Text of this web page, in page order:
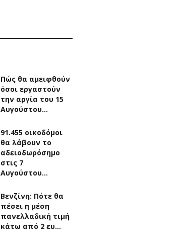
Πώς θα αμειφθούν
όσοι εργαστούν
την αργία του 15
Αυγούστου…
91.455 οικοδόμοι
θα λάβουν το
αδειοδωρόσημο
στις 7
Αυγούστου…
Βενζίνη: Πότε θα
πέσει η μέση
πανελλαδική τιμή
κάτω από 2 ευ…